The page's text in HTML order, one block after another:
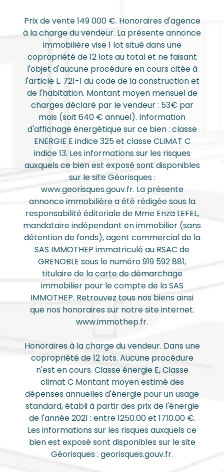
Prix de vente 149 000 €. Honoraires d'agence
à la charge du vendeur. La présente annonce
immobilière vise 1 lot situé dans une
copropriété de 12 lots au total et ne faisant
l'objet d'aucune procédure en cours citée à
l'article L. 721-1 du code de la construction et
de l'habitation. Montant moyen mensuel de
charges déclaré par le vendeur : 53€ par
mois (soit 640 € annuel). Information
d'affichage énergétique sur ce bien : classe
ENERGIE E indice 325 et classe CLIMAT C
indice 13. Les informations sur les risques
auxquels ce bien est exposé sont disponibles
sur le site Géorisques :
www.georisques.gouv.fr. La présente
annonce immobilière a été rédigée sous la
responsabilité éditoriale de Mme Enza LEFEL,
mandataire indépendant en immobilier (sans
détention de fonds), agent commercial de la
SAS IMMOTHEP immatriculé au RSAC de
GRENOBLE sous le numéro 919 592 881,
titulaire de la carte de démarchage
immobilier pour le compte de la SAS
IMMOTHEP. Retrouvez tous nos biens ainsi
que nos honoraires sur notre site internet.
www.immothep.fr.
Honoraires à la charge du vendeur. Dans une
copropriété de 12 lots. Aucune procédure
n'est en cours. Classe énergie E, Classe
climat C Montant moyen estimé des
dépenses annuelles d'énergie pour un usage
standard, établi à partir des prix de l'énergie
de l'année 2021 : entre 1250.00 et 1710.00 €.
Les informations sur les risques auxquels ce
bien est exposé sont disponibles sur le site
Géorisques : georisques.gouv.fr.